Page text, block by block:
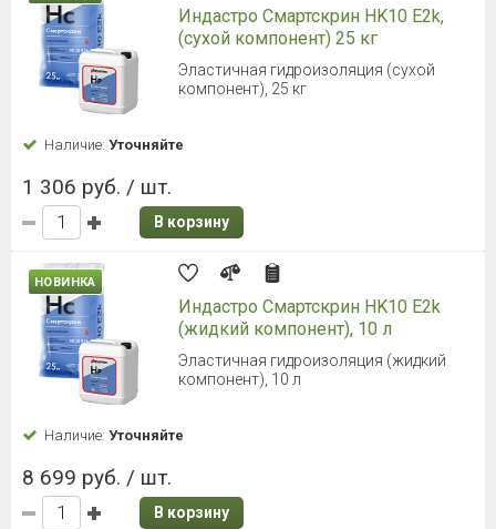
Индастро Смартскрин HK10 E2k,
(сухой компонент) 25 кг
Эластичная гидроизоляция (сухой
компонент), 25 кг
Наличие: Уточняйте
1 306 руб. / шт.
В корзину
НОВИНКА
Индастро Смартскрин HK10 E2k
(жидкий компонент), 10 л
Эластичная гидроизоляция (жидкий
компонент), 10 л
Наличие: Уточняйте
8 699 руб. / шт.
В корзину